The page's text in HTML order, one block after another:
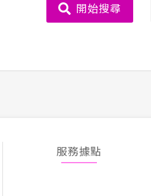
開始搜尋
服務據點